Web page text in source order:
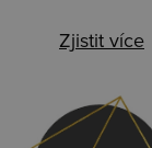
Zjistit více